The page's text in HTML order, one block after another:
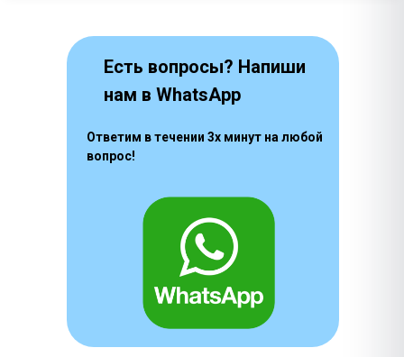
Есть вопросы? Напиши
нам в WhatsApp
Ответим в течении 3х минут на любой
вопрос!